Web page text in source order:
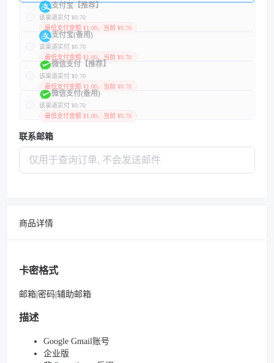
支付宝【推荐】
该渠道实付 ¥0.70
最低支付金额 ¥1.00，当前 ¥0.70
支付宝(备用)
该渠道实付 ¥0.70
最低支付金额 ¥1.00，当前 ¥0.70
微信支付【推荐】
该渠道实付 ¥0.70
最低支付金额 ¥1.00，当前 ¥0.70
微信支付(备用)
该渠道实付 ¥0.70
最低支付金额 ¥1.00，当前 ¥0.70
联系邮箱
商品详情
卡密格式
邮箱|密码|辅助邮箱
描述
Google Gmail账号
企业版